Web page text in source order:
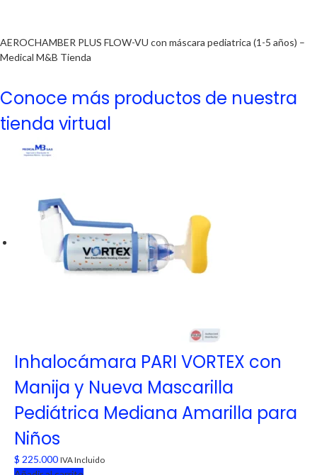
AEROCHAMBER PLUS FLOW-VU con máscara pediatrica (1-5 años) –
Medical M&B Tienda
Conoce más productos de nuestra
tienda virtual
Inhalocámara PARI VORTEX con
Manija y Nueva Mascarilla
Pediátrica Mediana Amarilla para
Niños
$ 225.000 IVA Incluido